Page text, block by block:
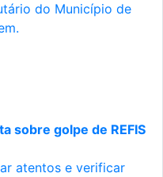
do Município de
sobre golpe de REFIS
atentos e verificar